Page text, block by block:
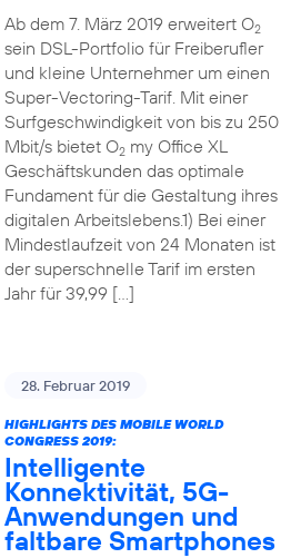
Ab dem 7. März 2019 erweitert O2
sein DSL-Portfolio für Freiberufler
und kleine Unternehmer um einen
Super-Vectoring-Tarif. Mit einer
Surfgeschwindigkeit von bis zu 250
Mbit/s bietet O2my Office XL
Geschäftskunden das optimale
Fundament für die Gestaltung ihres
digitalen Arbeitslebens.1) Bei einer
Mindestlaufzeit von 24 Monaten ist
der superschnelle Tarif im ersten
Jahr für 39,99 […]
28. Februar 2019
HIGHLIGHTS DES MOBILE WORLD
CONGRESS 2019:
Intelligente
Konnektivität, 5G-
Anwendungen und
faltbare Smartphones